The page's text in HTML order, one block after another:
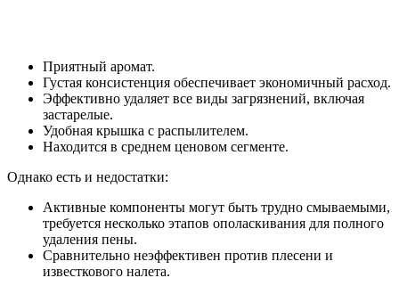
Приятный аромат.
Густая консистенция обеспечивает экономичный расход.
Эффективно удаляет все виды загрязнений, включая
застарелые.
Удобная крышка с распылителем.
Находится в среднем ценовом сегменте.
Однако есть и недостатки:
Активные компоненты могут быть трудно смываемыми,
требуется несколько этапов ополаскивания для полного
удаления пены.
Сравнительно неэффективен против плесени и
известкового налета.